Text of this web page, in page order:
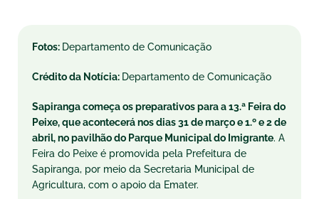
Fotos: Departamento de Comunicação
Crédito da Notícia: Departamento de Comunicação
Sapiranga começa os preparativos para a 13.ª Feira do
Peixe, que acontecerá nos dias 31 de março e 1.º e 2 de
abril, no pavilhão do Parque Municipal do Imigrante. A
Feira do Peixe é promovida pela Prefeitura de
Sapiranga, por meio da Secretaria Municipal de
Agricultura, com o apoio da Emater.